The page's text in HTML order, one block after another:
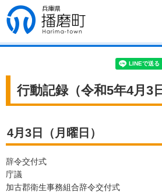
兵庫県 播磨
町
行動記録（令和5年4月3
4月3日（月曜日）
辞令交付式
庁議
加古郡衛生事務組合辞令交付式